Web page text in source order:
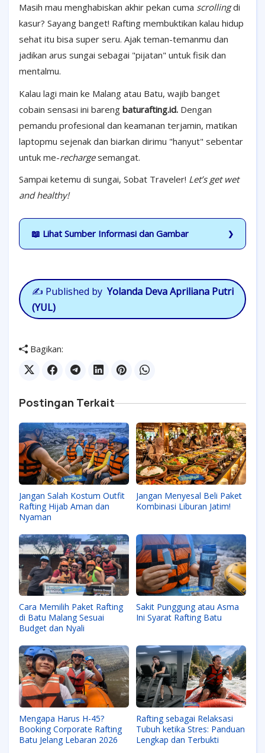
Masih mau menghabiskan akhir pekan cuma scrollingdi
kasur? Sayang banget! Rafting membuktikan kalau hidup
sehat itu bisa super seru. Ajak teman-temanmu dan
jadikan arus sungai sebagai "pijatan" untuk fisik dan
mentalmu.
Kalau lagi main ke Malang atau Batu, wajib banget
cobain sensasi ini bareng baturafting.id. Dengan
pemandu profesional dan keamanan terjamin, matikan
laptopmu sejenak dan biarkan dirimu "hanyut" sebentar
untuk me-rechargesemangat.
Sampai ketemu di sungai, Sobat Traveler! Let’s get wet
and healthy!
📖 Lihat Sumber Informasi dan Gambar
✍️ Published by Yolanda Deva Apriliana Putri
(YUL)
Bagikan:
Postingan Terkait
Jangan Salah Kostum Outfit
Rafting Hijab Aman dan
Nyaman
Jangan Menyesal Beli Paket
Kombinasi Liburan Jatim!
Cara Memilih Paket Rafting
di Batu Malang Sesuai
Budget dan Nyali
Sakit Punggung atau Asma
Ini Syarat Rafting Batu
Mengapa Harus H-45?
Booking Corporate Rafting
Batu Jelang Lebaran 2026
Rafting sebagai Relaksasi
Tubuh ketika Stres: Panduan
Lengkap dan Terbukti